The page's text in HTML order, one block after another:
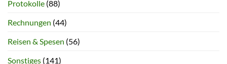
Protokolle (88)
Rechnungen (44)
Reisen & Spesen (56)
Sonstiges (141)